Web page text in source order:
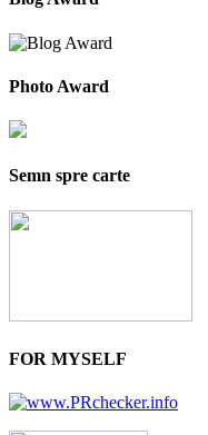
Photo Award
Semn spre carte
FOR MYSELF